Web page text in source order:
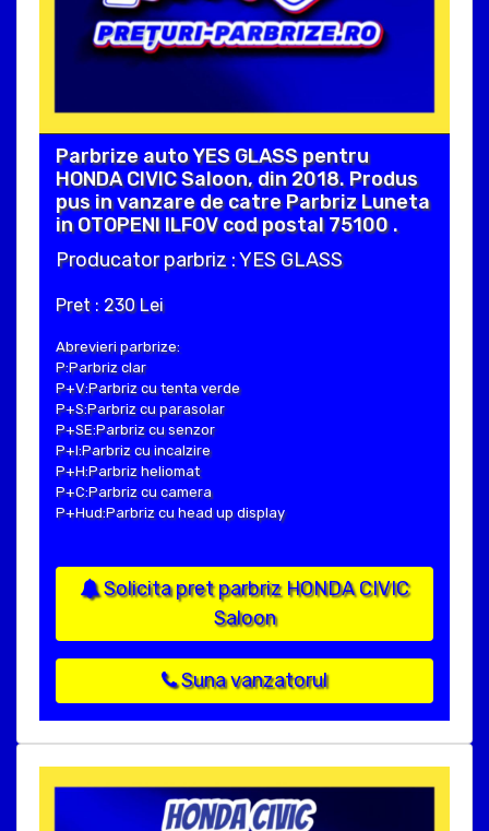
Parbrize auto YES GLASS pentru
HONDA CIVIC Saloon, din 2018. Produs
pus in vanzare de catre Parbriz Luneta
in OTOPENI ILFOV cod postal 75100 .
Producator parbriz : YES GLASS
Pret : 230 Lei
Abrevieri parbrize:
P:Parbriz clar
P+V:Parbriz cu tenta verde
P+S:Parbriz cu parasolar
P+SE:Parbriz cu senzor
P+I:Parbriz cu incalzire
P+H:Parbriz heliomat
P+C:Parbriz cu camera
P+Hud:Parbriz cu head up display
Solicita pret parbriz HONDA CIVIC
Saloon
Suna vanzatorul